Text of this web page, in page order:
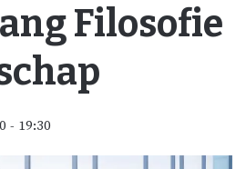
Filosofie
- 19:30